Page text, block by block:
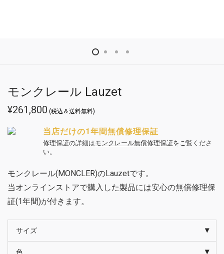
モンクレール Lauzet
¥261,800 (税込＆送料無料)
当店だけの1年間無償修理保証
修理保証の詳細はモンクレール無償修理保証をご覧くださ
い。
モンクレール(MONCLER)のLauzetです。
当オンラインストアで購入した製品には安心の無償修理保
証(1年間)が付きます。
サイズ
色